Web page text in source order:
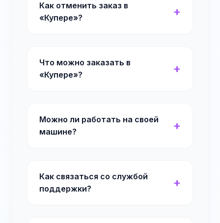
Как отменить заказ в
«Купере»?
Что можно заказать в
«Купере»?
Можно ли работать на своей
машине?
Как связаться со службой
поддержки?